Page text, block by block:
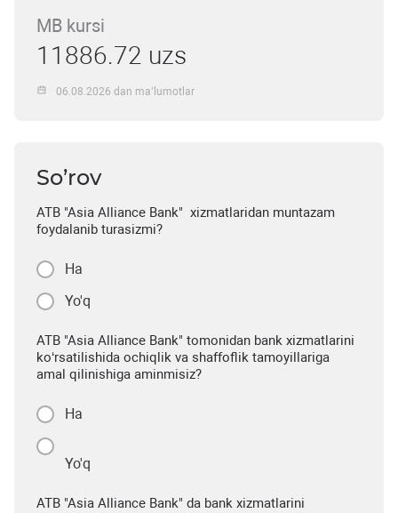
MB kursi
11886.72 uzs
06.08.2026 dan ma’lumotlar
So’rov
ATB "Asia Alliance Bank" xizmatlaridan muntazam
foydalanib turasizmi?
Ha
Yo'q
ATB "Asia Alliance Bank" tomonidan bank xizmatlarini
ko‘rsatilishida ochiqlik va shaffoflik tamoyillariga
amal qilinishiga aminmisiz?
Ha
Yo'q
ATB "Asia Alliance Bank" da bank xizmatlarini